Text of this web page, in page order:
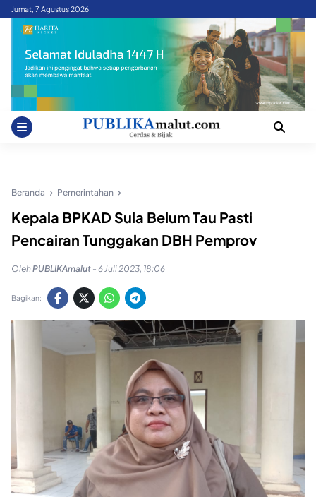
SkipJumat, 7 Agustus 2026
Beranda Pemerintahan
Kepala BPKAD Sula Belum Tau Pasti
Pencairan Tunggakan DBH Pemprov
OlehPUBLIKAmalut - 6 Juli 2023, 18:06
Bagikan: